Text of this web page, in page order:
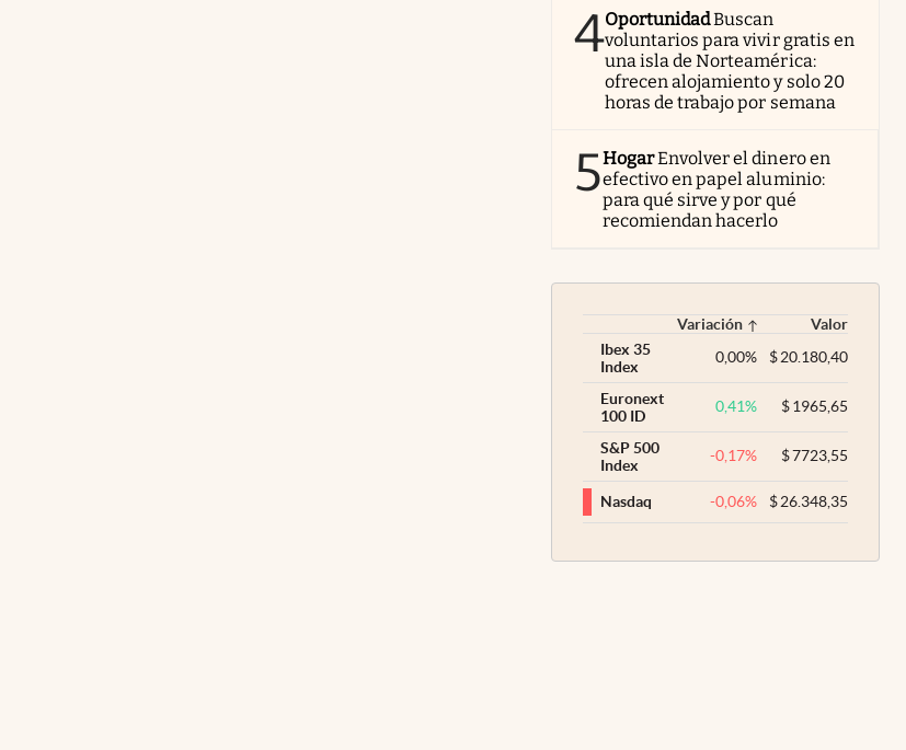
4OportunidadBuscan
voluntarios para vivir gratis en
una isla de Norteamérica:
ofrecen alojamiento y solo 20
horas de trabajo por semana
5HogarEnvolver el dinero en
efectivo en papel aluminio:
para qué sirve y por qué
recomiendan hacerlo
Variación
Valor
Ibex 35
Index
0,00% $20.180,40
Euronext
100 ID
0,41% $1965,65
S&P 500
Index
-0,17% $7723,55
Nasdaq -0,06% $26.348,35